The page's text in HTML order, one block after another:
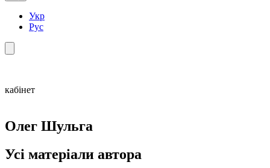
Укр
Рус
кабінет
Олег Шульга
Усі матеріали автора